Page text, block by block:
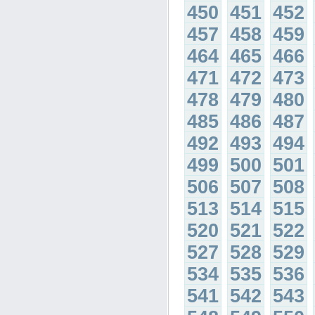
450 451 452
457 458 459
464 465 466
471 472 473
478 479 480
485 486 487
492 493 494
499 500 501
506 507 508
513 514 515
520 521 522
527 528 529
534 535 536
541 542 543